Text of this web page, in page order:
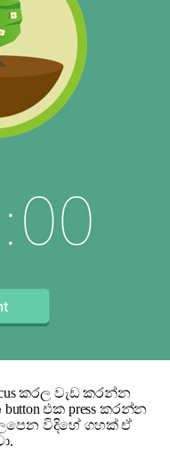
කරල වැඩ කරන්න
එක press කරන්න
විදිහේ ගහක් ඒ